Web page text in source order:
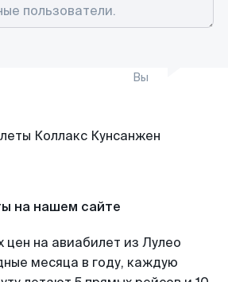
Вы
на нашем сайте
цен на авиабилет из Лулео
месяца в году, каждую